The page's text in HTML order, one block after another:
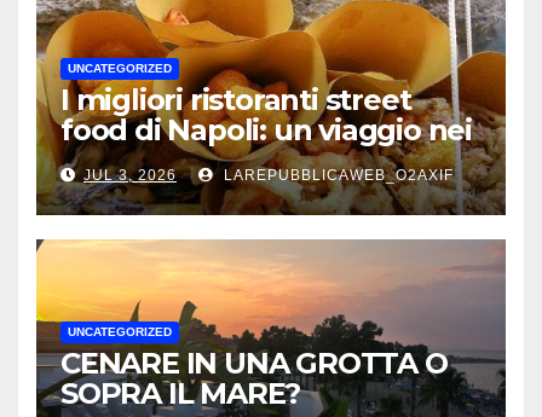
UNCATEGORIZED
I migliori ristoranti street
food di Napoli: un viaggio nei
sapori autentici della città
JUL 3, 2026 LAREPUBBLICAWEB_O2AXIF
UNCATEGORIZED
CENARE IN UNA GROTTA O
SOPRA IL MARE?